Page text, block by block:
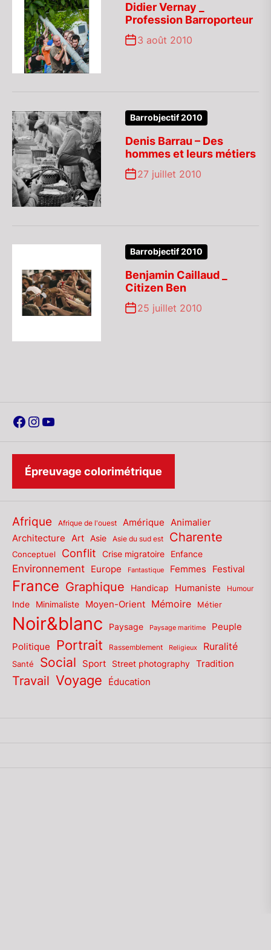
Didier Vernay _
Profession Barroporteur
3 août 2010
Barrobjectif 2010
Denis Barrau – Des
hommes et leurs métiers
27 juillet 2010
Barrobjectif 2010
Benjamin Caillaud _
Citizen Ben
25 juillet 2010
Facebook
Instagram
YouTube
Épreuvage colorimétrique
Afrique Afrique de l'ouest Amérique Animalier
Architecture
Art Asie Asie du sud est Charente
Conceptuel Conflit Crise migratoire Enfance
Environnement Europe Fantastique Femmes Festival
France Graphique Handicap Humaniste Humour
Inde Minimaliste Moyen-Orient Mémoire Métier
Noir&blanc Paysage Paysage maritime Peuple
Politique Portrait Rassemblement Religieux Ruralité
Santé Social Sport Street photography Tradition
Travail Voyage Éducation